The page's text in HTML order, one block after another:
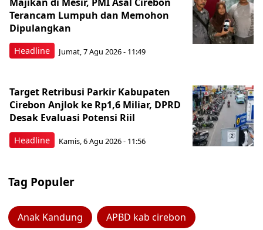
Headline
Terancam Lumpuh dan Memohon
Dipulangkan
Jumat, 7 Agu 2026 - 11:49
Headline
Target Retribusi Parkir Kabupaten
Cirebon Anjlok ke Rp1,6 Miliar, DPRD
Desak Evaluasi Potensi Riil
Kamis, 6 Agu 2026 - 11:56
Tag Populer
Anak Kandung APBD kab cirebon